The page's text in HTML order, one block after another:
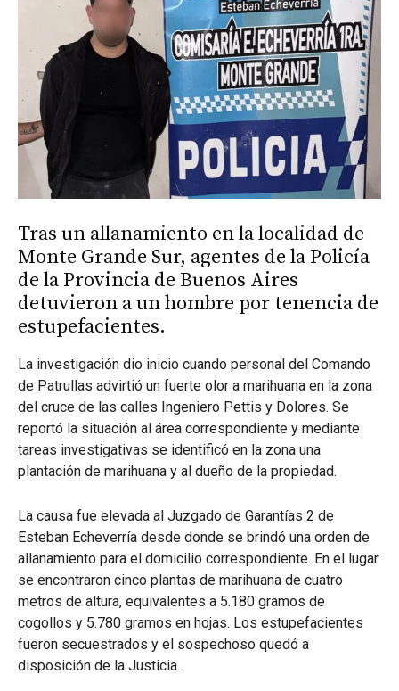
Tras un allanamiento en la localidad de
Monte Grande Sur, agentes de la Policía
de la Provincia de Buenos Aires
detuvieron a un hombre por tenencia de
estupefacientes.
La investigación dio inicio cuando personal del Comando
de Patrullas advirtió un fuerte olor a marihuana en la zona
del cruce de las calles Ingeniero Pettis y Dolores. Se
reportó la situación al área correspondiente y mediante
tareas investigativas se identificó en la zona una
plantación de marihuana y al dueño de la propiedad.
La causa fue elevada al Juzgado de Garantías 2 de
Esteban Echeverría desde donde se brindó una orden de
allanamiento para el domicilio correspondiente. En el lugar
se encontraron cinco plantas de marihuana de cuatro
metros de altura, equivalentes a 5.180 gramos de
cogollos y 5.780 gramos en hojas. Los estupefacientes
fueron secuestrados y el sospechoso quedó a
disposición de la Justicia.